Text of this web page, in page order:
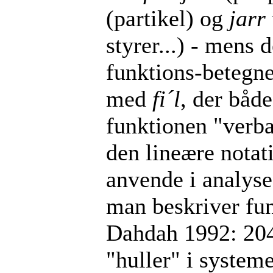
(partikel) og jarr
styrer...) - mens
funktions-
med fi´l, der
funktionen
den lineære
anvende i
man beskriver
Dahdah 1992:
"huller" i